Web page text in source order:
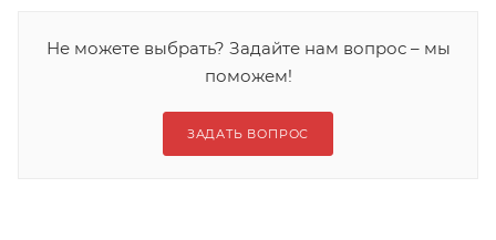
Не можете выбрать? Задайте нам вопрос – мы
поможем!
ЗАДАТЬ ВОПРОС